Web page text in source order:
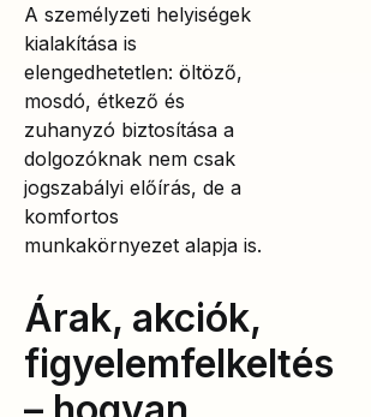
A személyzeti helyiségek
kialakítása is
elengedhetetlen: öltöző,
mosdó, étkező és
zuhanyzó biztosítása a
dolgozóknak nem csak
jogszabályi előírás, de a
komfortos
munkakörnyezet alapja is.
Árak, akciók,
figyelemfelkeltés